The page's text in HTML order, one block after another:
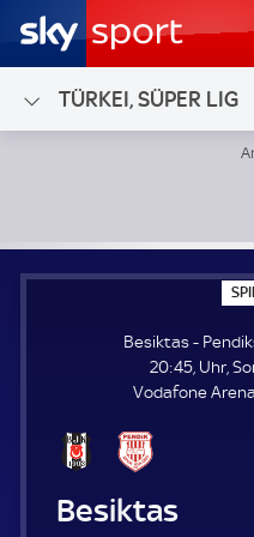
TÜRKEI, SÜPER LIG
Besiktas -
20:45, Uhr,
Vodafone Arena
Besiktas